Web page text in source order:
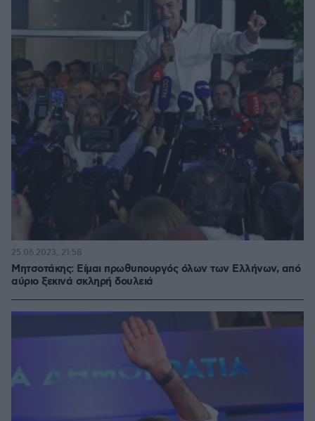
Μητσοτάκης: Είμαι πρωθυπουργός όλων των Ελλήνων, από
αύριο ξεκινά σκληρή δουλειά
25.06.2023, 21:58